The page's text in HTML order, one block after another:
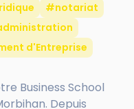
#notariat
d'Entreprise
Business School
Depuis